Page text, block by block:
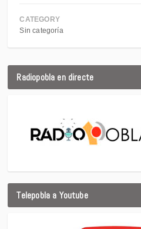
CATEGORY
Sin categoría
Radiopobla en directe
Telepobla a Youtube